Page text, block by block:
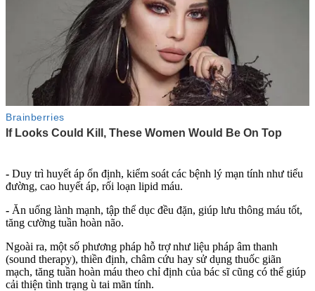
- Duy trì huyết áp ổn định, kiểm soát các bệnh lý mạn tính như tiểu
đường, cao huyết áp, rối loạn lipid máu.
- Ăn uống lành mạnh, tập thể dục đều đặn, giúp lưu thông máu tốt,
tăng cường tuần hoàn não.
Ngoài ra, một số phương pháp hỗ trợ như liệu pháp âm thanh
(sound therapy), thiền định, châm cứu hay sử dụng thuốc giãn
mạch, tăng tuần hoàn máu theo chỉ định của bác sĩ cũng có thể giúp
cải thiện tình trạng ù tai mãn tính.